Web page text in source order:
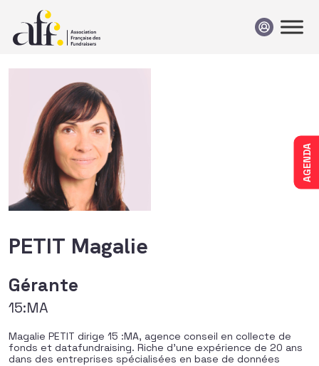
AGENDA
PETIT Magalie
Gérante
15:MA
Magalie PETIT dirige 15 :MA, agence conseil en collecte de
fonds et datafundraising. Riche d’une expérience de 20 ans
dans des entreprises spécialisées en base de données